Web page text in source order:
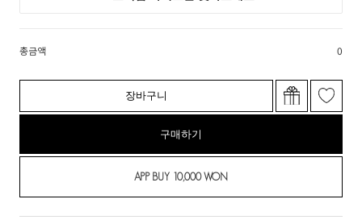
총금액 0
장바구니
구매하기